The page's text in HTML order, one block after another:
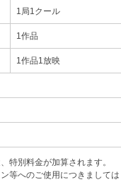
1局1クール
1作品
1作品1放映
特別料金が加算されます。
等へのご使用につきましては